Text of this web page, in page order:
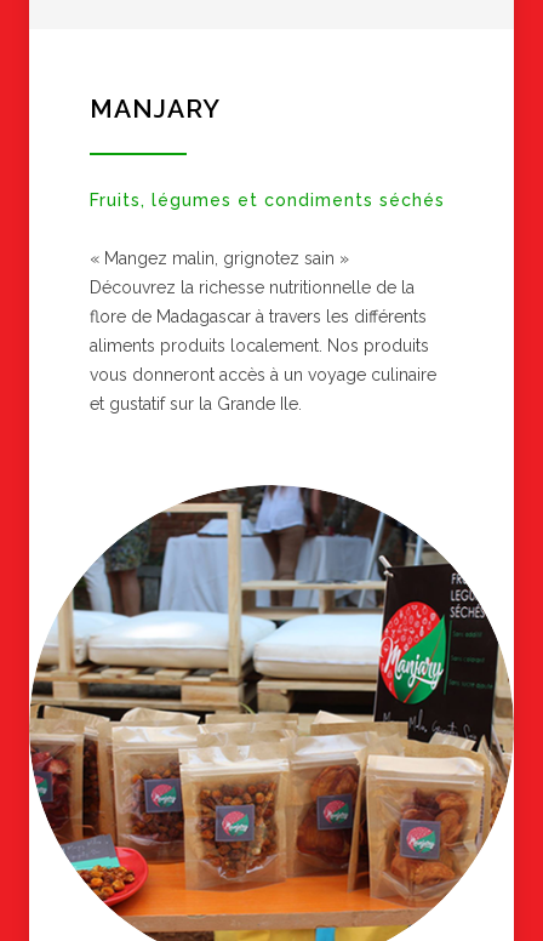
MANJARY
Fruits, légumes et condiments séchés
« Mangez malin, grignotez sain »
Découvrez la richesse nutritionnelle de la
flore de Madagascar à travers les différents
aliments produits localement. Nos produits
vous donneront accès à un voyage culinaire
et gustatif sur la Grande Ile.